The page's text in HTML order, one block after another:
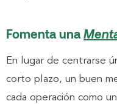
Fomenta una
En lugar de centrarse
corto plazo, un buen
cada operación como